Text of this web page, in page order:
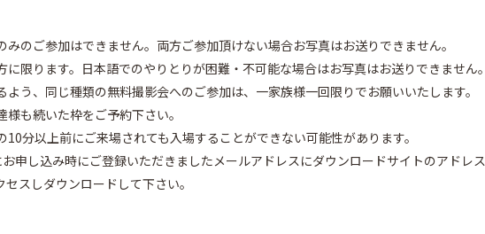
のご参加はできません。両方ご参加頂けない場合お写真はお送りできません。
限ります。日本語でのやりとりが困難・不可能な場合はお写真はお送りできません。
う、同じ種類の無料撮影会へのご参加は、一家族様一回限りでお願いいたします。
も続いた枠をご予約下さい。
分以上前にご来場されても入場することができない可能性があります。
申し込み時にご登録いただきましたメールアドレスにダウンロードサイトのアドレス
スしダウンロードして下さい。